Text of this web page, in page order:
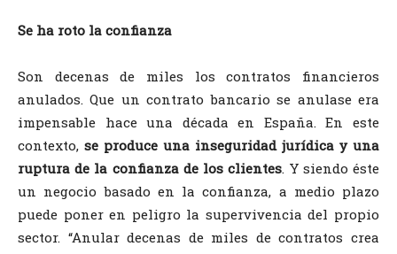
Se ha roto la confianza
Son decenas de miles los contratos financieros
anulados. Que un contrato bancario se anulase era
impensable hace una década en España. En este
contexto, se produce una inseguridad jurídica y una
ruptura de la confianza de los clientes. Y siendo éste
un negocio basado en la confianza, a medio plazo
puede poner en peligro la supervivencia del propio
sector. “Anular decenas de miles de contratos crea